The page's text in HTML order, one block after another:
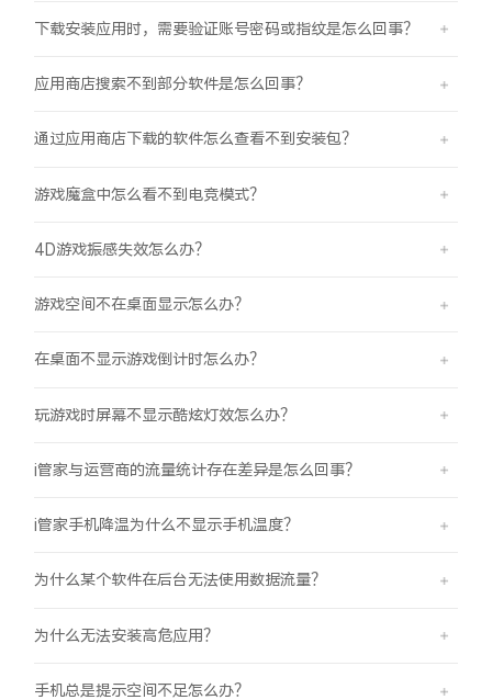
下载安装应用时，需要验证账号密码或指纹是怎么回事？
应用商店搜索不到部分软件是怎么回事？
通过应用商店下载的软件怎么查看不到安装包？
游戏魔盒中怎么看不到电竞模式？
4D游戏振感失效怎么办？
游戏空间不在桌面显示怎么办？
在桌面不显示游戏倒计时怎么办？
玩游戏时屏幕不显示酷炫灯效怎么办？
i管家与运营商的流量统计存在差异是怎么回事？
i管家手机降温为什么不显示手机温度？
为什么某个软件在后台无法使用数据流量？
为什么无法安装高危应用？
手机总是提示空间不足怎么办？